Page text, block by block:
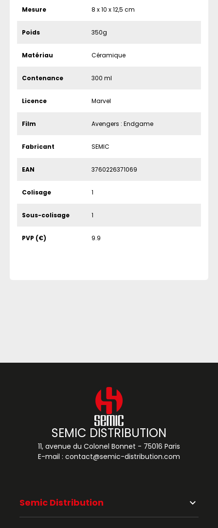
Mesure 8 x 10 x 12,5 cm
Poids 350g
Matériau Céramique
Contenance 300 ml
Licence Marvel
Film Avengers : Endgame
Fabricant SEMIC
EAN 3760226371069
Colisage 1
Sous-colisage 1
PVP (€) 9.9
Semic Distribution keyboard_arrow_down
SEMIC DISTRIBUTION
11, avenue du Colonel Bonnet - 75016 Paris
E-mail : contact@semic-distribution.com